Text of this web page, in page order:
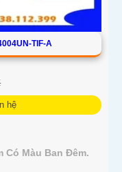
TIF-A
hệ
Có Màu Ban Ðêm.